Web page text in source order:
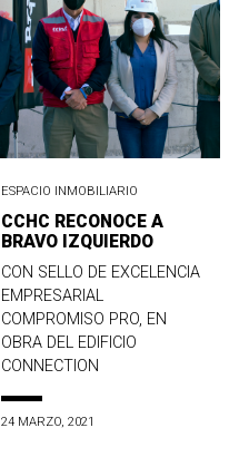
ESPACIO INMOBILIARIO
CCHC RECONOCE A
BRAVO IZQUIERDO
CON SELLO DE EXCELENCIA
EMPRESARIAL
COMPROMISO PRO, EN
OBRA DEL EDIFICIO
CONNECTION
24 MARZO, 2021